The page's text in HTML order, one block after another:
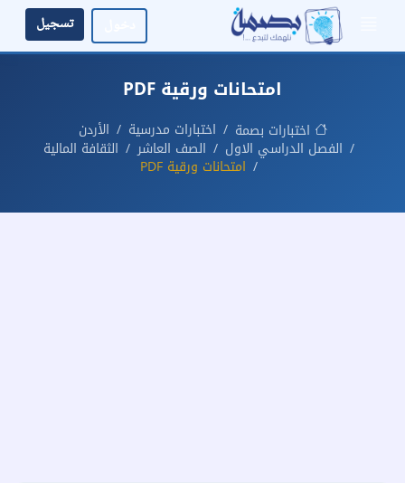
تسجيل
امتحانات ورقية PDF
اختبارات بصمة اختبارات مدرسية
الأردن
الفصل الدراسي الاول
الصف العاشر
الثقافة المالية
امتحانات ورقية PDF